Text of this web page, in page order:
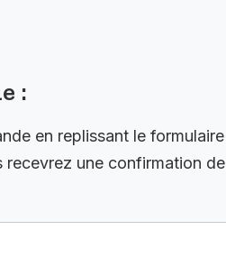
:
en replissant le formulaire
une confirmation de